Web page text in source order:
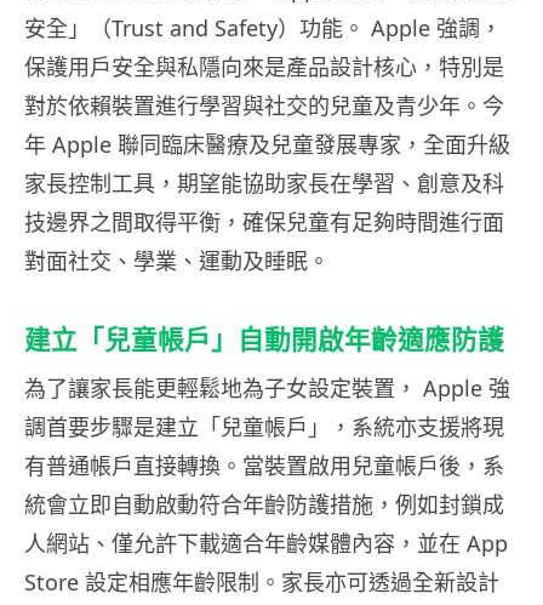
安全」（Trust and Safety）功能。 Apple 強調，
保護用戶安全與私隱向來是產品設計核心，特別是
對於依賴裝置進行學習與社交的兒童及青少年。今
年 Apple 聯同臨床醫療及兒童發展專家，全面升級
家長控制工具，期望能協助家長在學習、創意及科
技邊界之間取得平衡，確保兒童有足夠時間進行面
對面社交、學業、運動及睡眠。
建立「兒童帳戶」自動開啟年齡適應防護
為了讓家長能更輕鬆地為子女設定裝置， Apple 強
調首要步驟是建立「兒童帳戶」，系統亦支援將現
有普通帳戶直接轉換。當裝置啟用兒童帳戶後，系
統會立即自動啟動符合年齡防護措施，例如封鎖成
人網站、僅允許下載適合年齡媒體內容，並在 App
Store 設定相應年齡限制。家長亦可透過全新設計